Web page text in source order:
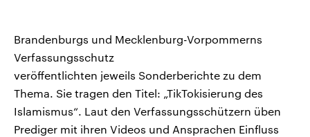
Brandenburgs und Mecklenburg-Vorpommerns
Verfassungsschutz
veröffentlichten jeweils Sonderberichte zu dem
Thema. Sie tragen den Titel: „TikTokisierung des
Islamismus“. Laut den Verfassungsschützern üben
Prediger mit ihren Videos und Ansprachen Einfluss